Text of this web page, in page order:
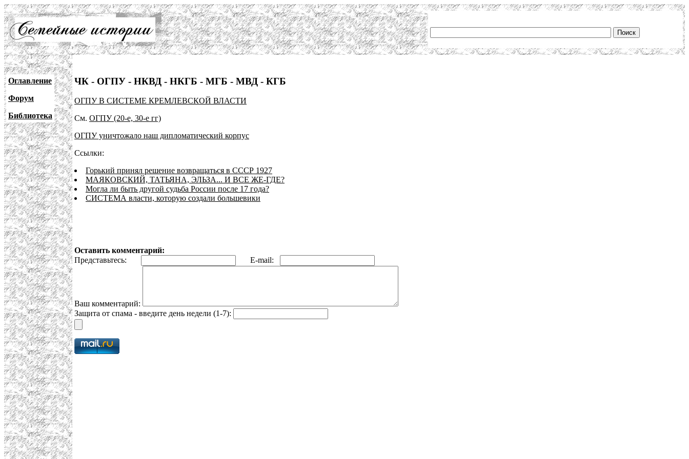
Оглавление
Форум
Библиотека
ЧК - ОГПУ - НКВД - НКГБ - МГБ - МВД - КГБ
ОГПУ В СИСТЕМЕ КРЕМЛЕВСКОЙ ВЛАСТИ
См. ОГПУ (20-е, 30-е гг)
ОГПУ уничтожало наш дипломатический корпус
Ссылки:
Горький принял решение возвращаться в СССР 1927
МАЯКОВСКИЙ, ТАТЬЯНА, ЭЛЬЗА... И ВСЕ ЖЕ-ГДЕ?
Могла ли быть другой судьба России после 17 года?
СИСТЕМА власти, которую создали большевики
Оставить комментарий:
Представьтесь:
E-mail:
Ваш комментарий:
Защита от спама - введите день недели (1-7):